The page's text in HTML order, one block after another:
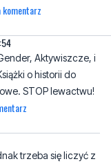
Aktywiszcze, i
STOP lewactwu!
trzeba się liczyć z
komentarz